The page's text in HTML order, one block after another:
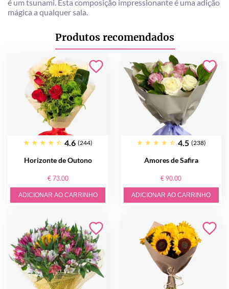
é um tsunami. Esta composição impressionante é uma adição
mágica a qualquer sala.
Produtos recomendados
4.6 (244)
Horizonte de Outono
€ 73.00
ADICIONAR AO CARRINHO
4.5 (238)
Amores de Safira
€ 90.00
ADICIONAR AO CARRINHO